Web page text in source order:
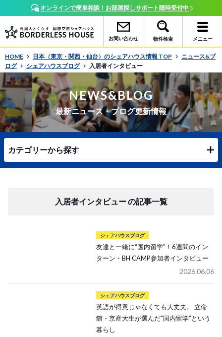
オンラインで簡単相談！お部屋探しサポート随時受付中
お問い合わせ 物件検索 メニュー
HOME 日本（東京・関西・仙台）のシェアハウス情報 TOP
ニュース&ブ
ログ
シェアハウスブログ 入居者インタビュー
NEWS&BLOG
最新ニュース・ブログ更新情報
カテゴリーから探す
入居者インタビュー の記事一覧
シェアハウスブログ
友達と一緒に“国内留学”！6週間のイン
ターン・BH CAMP参加者インタビュー
2026.06.06
シェアハウスブログ
英語が得意じゃなくても大丈夫。 立命
館・京産大生が選んだ“国内留学”という
暮らし